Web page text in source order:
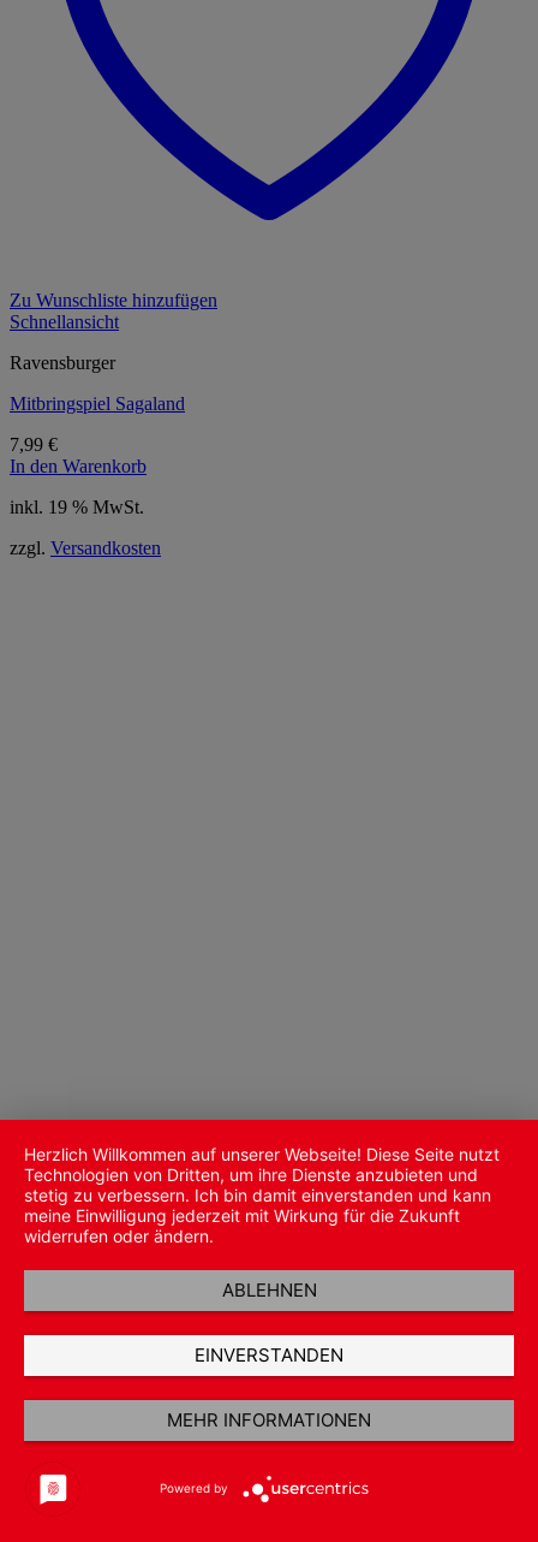
Zu Wunschliste hinzufügen
Schnellansicht
Ravensburger
Mitbringspiel Sagaland
7,99 €
In den Warenkorb
inkl. 19 % MwSt.
zzgl. Versandkosten
Herzlich Willkommen auf unserer Webseite! Diese Seite nutzt
Technologien von Dritten, um ihre Dienste anzubieten und
stetig zu verbessern. Ich bin damit einverstanden und kann
meine Einwilligung jederzeit mit Wirkung für die Zukunft
widerrufen oder ändern.
ABLEHNEN
EINVERSTANDEN
MEHR INFORMATIONEN
Powered by